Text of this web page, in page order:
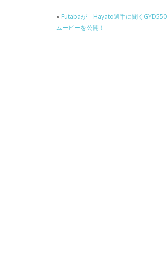
« Futabaが「Hayato選手に聞くGYD550
ムービーを公開！